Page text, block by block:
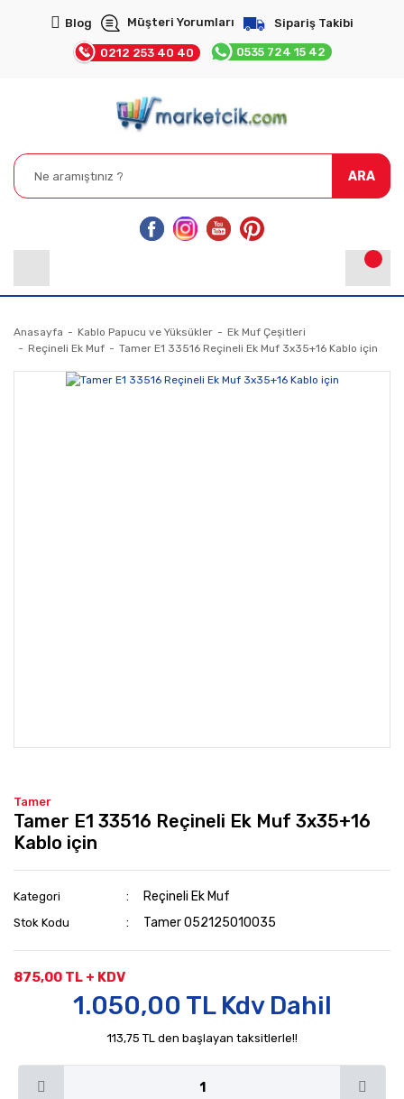
Blog Müşteri Yorumları Sipariş Takibi
0212 253 40 40 0535 724 15 42
ARA
Anasayfa Kablo Papucu ve Yüksükler
Ek Muf Çeşitleri
Reçineli Ek Muf
Tamer E1 33516 Reçineli Ek Muf 3x35+16 Kablo için
Tamer
Tamer E1 33516 Reçineli Ek Muf 3x35+16
Kablo için
Kategori Reçineli Ek Muf
Stok Kodu Tamer 052125010035
875,00 TL + KDV
1.050,00 TL Kdv Dahil
113,75 TL den başlayan taksitlerle!!